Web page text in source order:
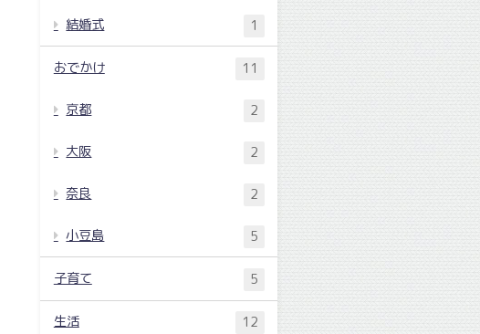
結婚式 1
おでかけ 11
京都 2
大阪 2
奈良 2
小豆島 5
子育て 5
生活 12